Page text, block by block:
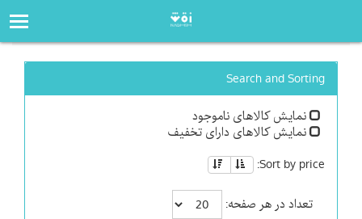
Search and Sorting
نمایش کالاهای ناموجود
نمایش کالاهای دارای تخفیف
Sort by price:
تعداد در هر صفحه: